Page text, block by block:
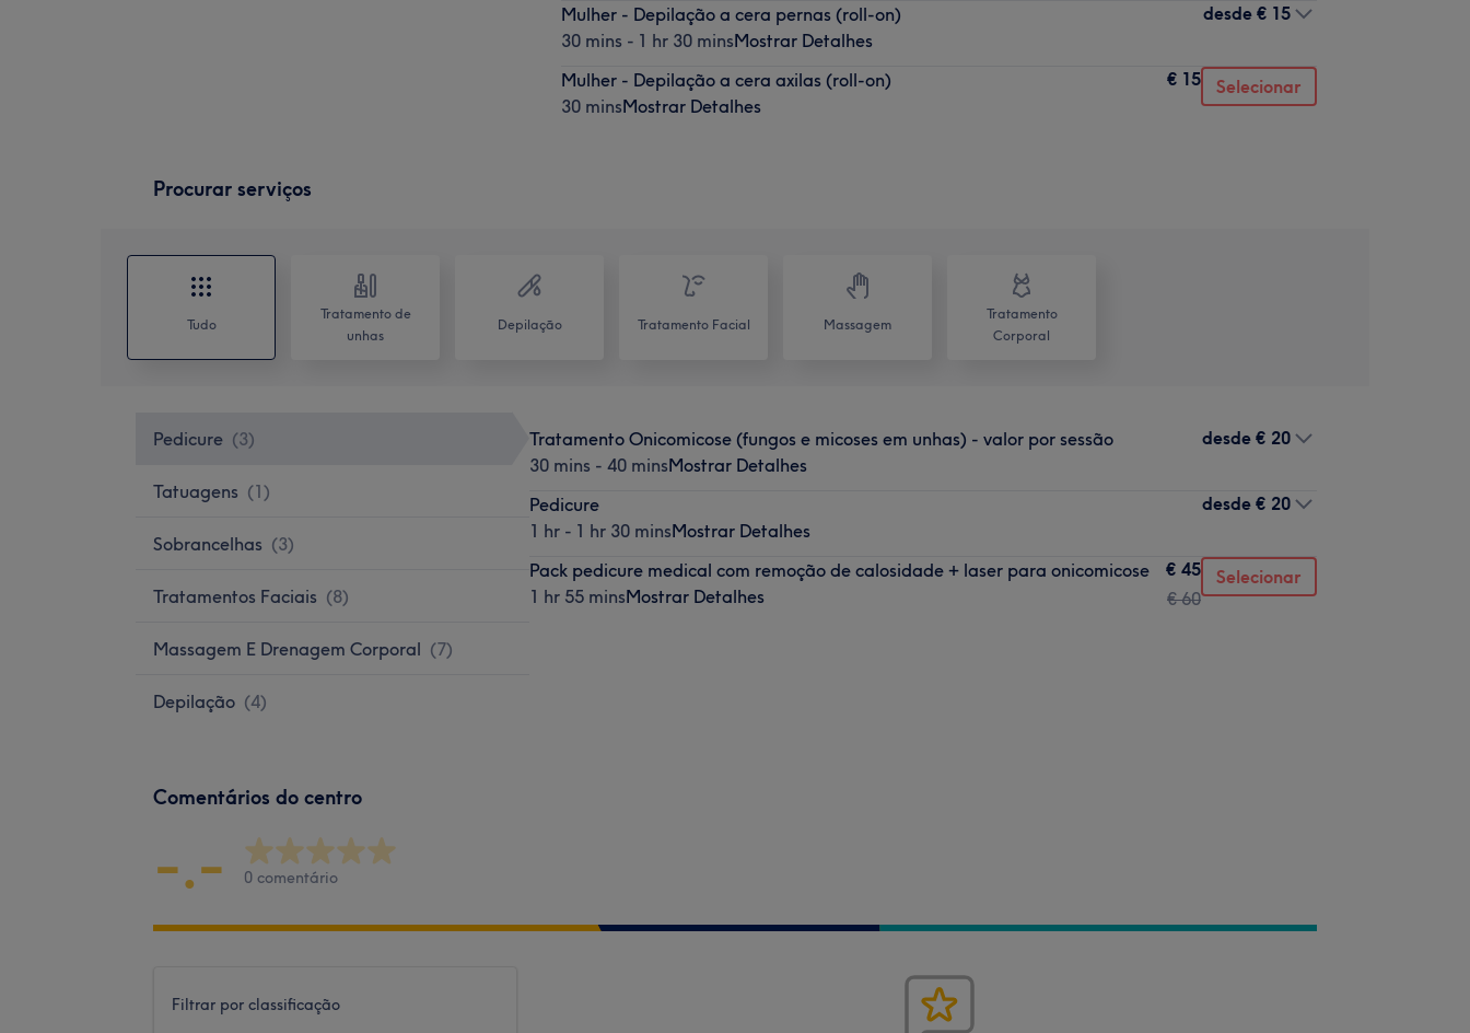
Mulher - Depilação a cera pernas (roll-on)
30 mins - 1 hr 30 minsMostrar Detalhes
desde € 15
Mulher - Depilação a cera axilas (roll-on)
30 minsMostrar Detalhes
€ 15 Selecionar
Procurar serviços
Tudo
Tratamento de
unhas
Depilação Tratamento Facial Massagem
Tratamento
Corporal
Pedicure (3)
Tatuagens (1)
Sobrancelhas (3)
Tratamentos Faciais (8)
Massagem E Drenagem Corporal (7)
Depilação (4)
Tratamento Onicomicose (fungos e micoses em unhas) - valor por sessão
30 mins - 40 minsMostrar Detalhes
desde € 20
Pedicure
1 hr - 1 hr 30 minsMostrar Detalhes
desde € 20
Pack pedicure medical com remoção de calosidade + laser para onicomicose
1 hr 55 minsMostrar Detalhes
€ 45
€ 60
Selecionar
Comentários do centro
-.- 0 comentário
Filtrar por classificação